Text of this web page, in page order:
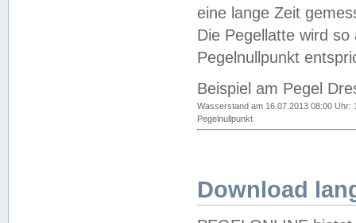
eine lange Zeit
Die Pegellatte wird
Pegelnullpunkt
Beispiel am Pegel
Wasserstand am 16.07.2013 08:00 Uhr:
Pegelnullpunkt
Download